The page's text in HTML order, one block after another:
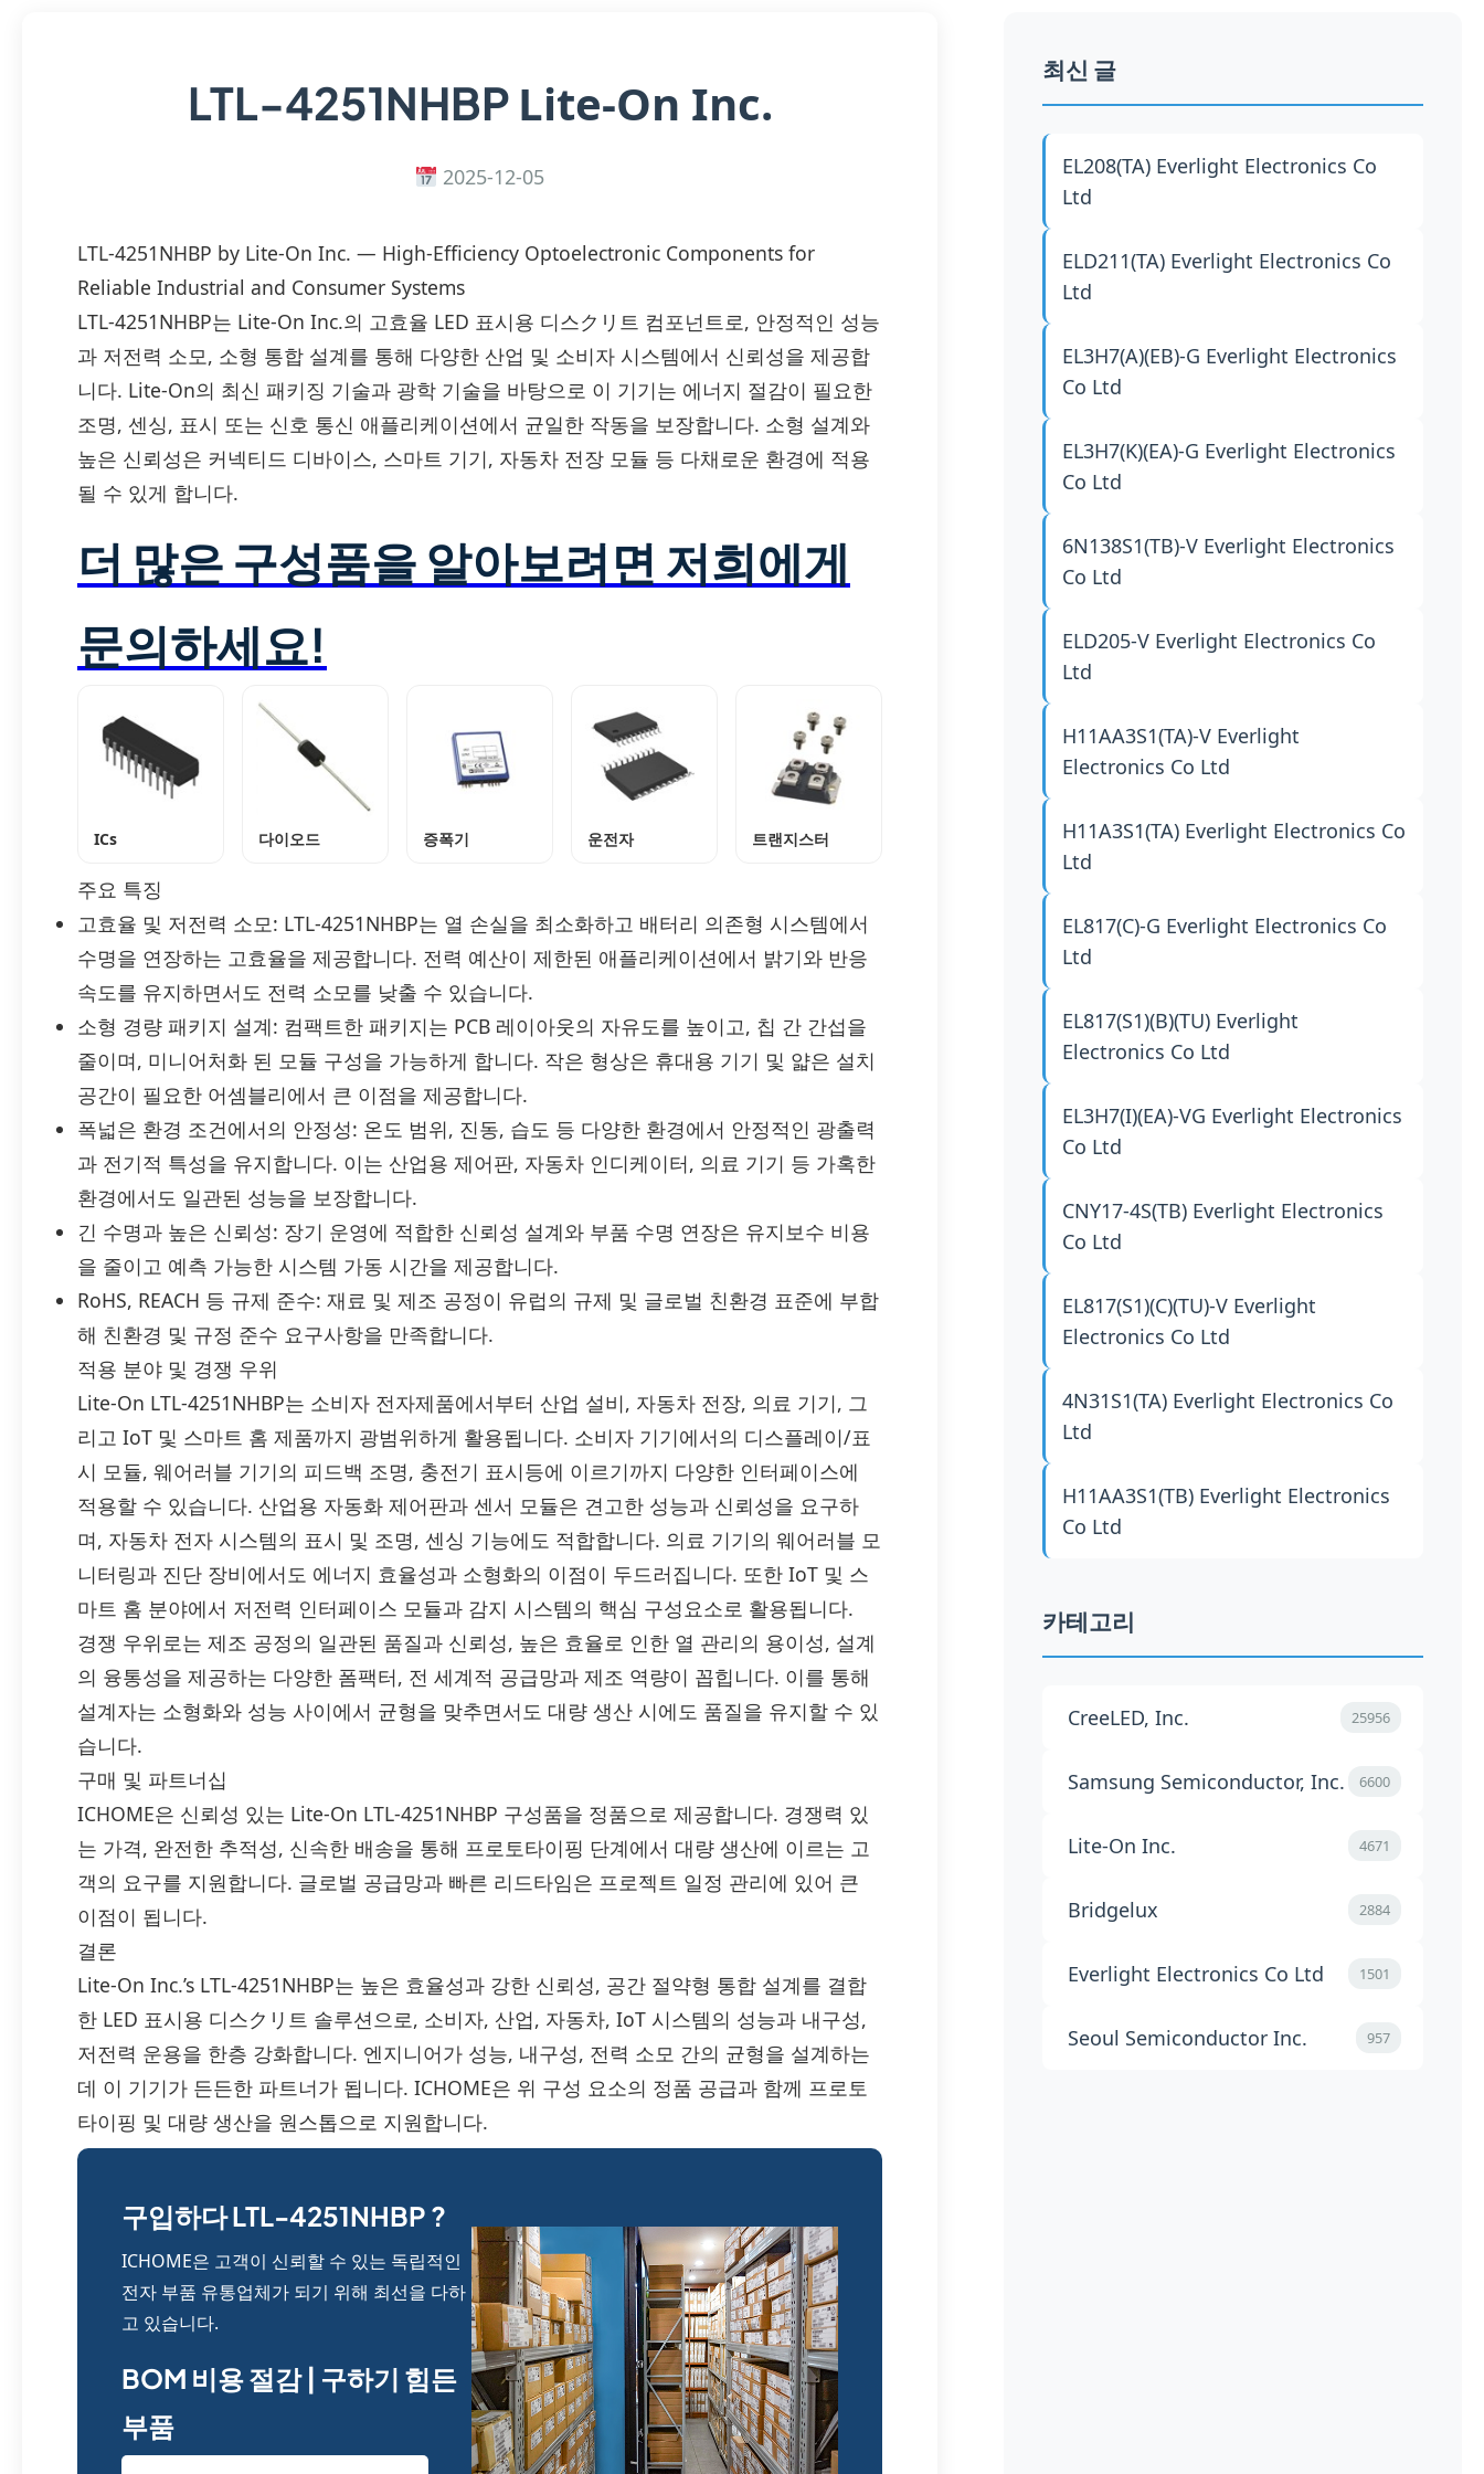
LTL-4251NHBP Lite-On Inc.
2025-12-05
LTL-4251NHBP by Lite-On Inc. — High-Efficiency Optoelectronic Components for
Reliable Industrial and Consumer Systems
LTL-4251NHBP는 Lite-On Inc.의 고효율 LED 표시용 디스クリ트 컴포넌트로, 안정적인 성능
과 저전력 소모, 소형 통합 설계를 통해 다양한 산업 및 소비자 시스템에서 신뢰성을 제공합
니다. Lite-On의 최신 패키징 기술과 광학 기술을 바탕으로 이 기기는 에너지 절감이 필요한
조명, 센싱, 표시 또는 신호 통신 애플리케이션에서 균일한 작동을 보장합니다. 소형 설계와
높은 신뢰성은 커넥티드 디바이스, 스마트 기기, 자동차 전장 모듈 등 다채로운 환경에 적용
될 수 있게 합니다.
더 많은 구성품을 알아보려면 저희에게
문의하세요!
ICs 다이오드 증폭기 운전자 트랜지스터
주요 특징
고효율 및 저전력 소모: LTL-4251NHBP는 열 손실을 최소화하고 배터리 의존형 시스템에서
수명을 연장하는 고효율을 제공합니다. 전력 예산이 제한된 애플리케이션에서 밝기와 반응
속도를 유지하면서도 전력 소모를 낮출 수 있습니다.
소형 경량 패키지 설계: 컴팩트한 패키지는 PCB 레이아웃의 자유도를 높이고, 칩 간 간섭을
줄이며, 미니어처화 된 모듈 구성을 가능하게 합니다. 작은 형상은 휴대용 기기 및 얇은 설치
공간이 필요한 어셈블리에서 큰 이점을 제공합니다.
폭넓은 환경 조건에서의 안정성: 온도 범위, 진동, 습도 등 다양한 환경에서 안정적인 광출력
과 전기적 특성을 유지합니다. 이는 산업용 제어판, 자동차 인디케이터, 의료 기기 등 가혹한
환경에서도 일관된 성능을 보장합니다.
긴 수명과 높은 신뢰성: 장기 운영에 적합한 신뢰성 설계와 부품 수명 연장은 유지보수 비용
을 줄이고 예측 가능한 시스템 가동 시간을 제공합니다.
RoHS, REACH 등 규제 준수: 재료 및 제조 공정이 유럽의 규제 및 글로벌 친환경 표준에 부합
해 친환경 및 규정 준수 요구사항을 만족합니다.
적용 분야 및 경쟁 우위
Lite-On LTL-4251NHBP는 소비자 전자제품에서부터 산업 설비, 자동차 전장, 의료 기기, 그
리고 IoT 및 스마트 홈 제품까지 광범위하게 활용됩니다. 소비자 기기에서의 디스플레이/표
시 모듈, 웨어러블 기기의 피드백 조명, 충전기 표시등에 이르기까지 다양한 인터페이스에
적용할 수 있습니다. 산업용 자동화 제어판과 센서 모듈은 견고한 성능과 신뢰성을 요구하
며, 자동차 전자 시스템의 표시 및 조명, 센싱 기능에도 적합합니다. 의료 기기의 웨어러블 모
니터링과 진단 장비에서도 에너지 효율성과 소형화의 이점이 두드러집니다. 또한 IoT 및 스
마트 홈 분야에서 저전력 인터페이스 모듈과 감지 시스템의 핵심 구성요소로 활용됩니다.
경쟁 우위로는 제조 공정의 일관된 품질과 신뢰성, 높은 효율로 인한 열 관리의 용이성, 설계
의 융통성을 제공하는 다양한 폼팩터, 전 세계적 공급망과 제조 역량이 꼽힙니다. 이를 통해
설계자는 소형화와 성능 사이에서 균형을 맞추면서도 대량 생산 시에도 품질을 유지할 수 있
습니다.
구매 및 파트너십
ICHOME은 신뢰성 있는 Lite-On LTL-4251NHBP 구성품을 정품으로 제공합니다. 경쟁력 있
는 가격, 완전한 추적성, 신속한 배송을 통해 프로토타이핑 단계에서 대량 생산에 이르는 고
객의 요구를 지원합니다. 글로벌 공급망과 빠른 리드타임은 프로젝트 일정 관리에 있어 큰
이점이 됩니다.
결론
Lite-On Inc.’s LTL-4251NHBP는 높은 효율성과 강한 신뢰성, 공간 절약형 통합 설계를 결합
한 LED 표시용 디스クリ트 솔루션으로, 소비자, 산업, 자동차, IoT 시스템의 성능과 내구성,
저전력 운용을 한층 강화합니다. 엔지니어가 성능, 내구성, 전력 소모 간의 균형을 설계하는
데 이 기기가 든든한 파트너가 됩니다. ICHOME은 위 구성 요소의 정품 공급과 함께 프로토
타이핑 및 대량 생산을 원스톱으로 지원합니다.
구입하다 LTL-4251NHBP ?
ICHOME은 고객이 신뢰할 수 있는 독립적인
전자 부품 유통업체가 되기 위해 최선을 다하
고 있습니다.
BOM 비용 절감 | 구하기 힘든
부품
최신 글
EL208(TA) Everlight Electronics Co
Ltd
ELD211(TA) Everlight Electronics Co
Ltd
EL3H7(A)(EB)-G Everlight Electronics
Co Ltd
EL3H7(K)(EA)-G Everlight Electronics
Co Ltd
6N138S1(TB)-V Everlight Electronics
Co Ltd
ELD205-V Everlight Electronics Co
Ltd
H11AA3S1(TA)-V Everlight
Electronics Co Ltd
H11A3S1(TA) Everlight Electronics Co
Ltd
EL817(C)-G Everlight Electronics Co
Ltd
EL817(S1)(B)(TU) Everlight
Electronics Co Ltd
EL3H7(I)(EA)-VG Everlight Electronics
Co Ltd
CNY17-4S(TB) Everlight Electronics
Co Ltd
EL817(S1)(C)(TU)-V Everlight
Electronics Co Ltd
4N31S1(TA) Everlight Electronics Co
Ltd
H11AA3S1(TB) Everlight Electronics
Co Ltd
카테고리
CreeLED, Inc. 25956
Samsung Semiconductor, Inc. 6600
Lite-On Inc. 4671
Bridgelux 2884
Everlight Electronics Co Ltd 1501
Seoul Semiconductor Inc. 957